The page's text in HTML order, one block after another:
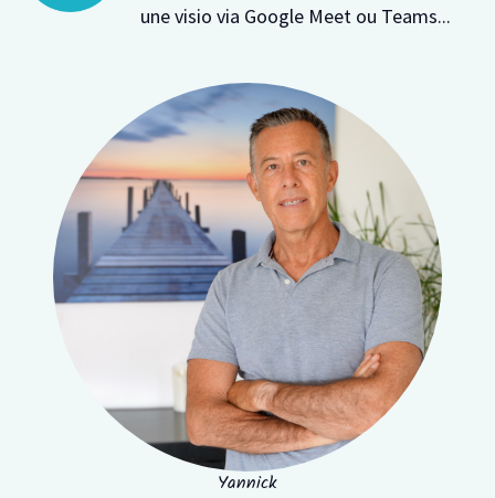
une visio via Google Meet ou Teams...
Yannick